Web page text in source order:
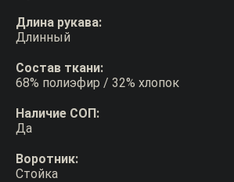
Длина рукава:
Длинный
Состав ткани:
68% полиэфир / 32% хлопок
Наличие СОП:
Да
Воротник:
Стойка